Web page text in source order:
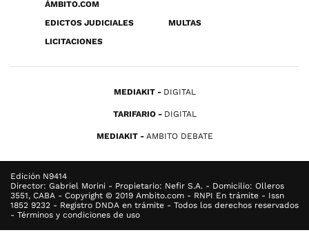
ÁMBITO.COM
EDICTOS JUDICIALES
MULTAS
LICITACIONES
MEDIAKIT DIGITAL
TARIFARIO DIGITAL
MEDIAKIT AMBITO DEBATE
Edición N9414
Director: Gabriel Morini - Propietario: Nefir S.A. - Domicilio: Olleros
3551, CABA - Copyright © 2019 Ambito.com - RNPI En trámite - Issn
1852 9232 - Registro DNDA en trámite - Todos los derechos reservados
- Términos y condiciones de uso